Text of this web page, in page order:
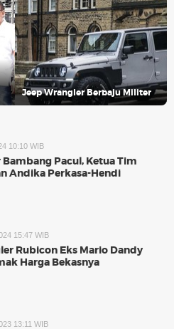
Jeep Wrangler Berbaju Militer
10:10 WIB
Pacul, Ketua Tim
Andika Perkasa-Hendi
15:47 WIB
Rubicon Eks Mario Dandy
Harga Bekasnya
13:11 WIB